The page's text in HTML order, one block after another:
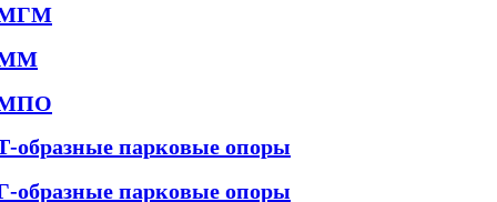
образные парковые опоры
образные парковые опоры